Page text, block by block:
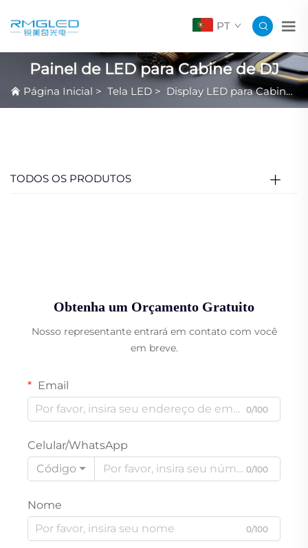
PT
Painel de LED para Cabine de DJ
Página Inicial > Tela LED > Display LED para Cabine de DJ e Console de DJ
TODOS OS PRODUTOS
Obtenha um Orçamento Gratuito
Nosso representante entrará em contato com você
em breve.
Email
0/100
Celular/WhatsApp
Código
0/100
Nome
0/100